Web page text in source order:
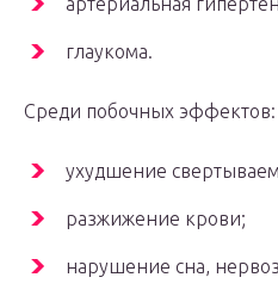
глаукома.
Среди побочных эффектов:
ухудшение
разжижение крови;
нарушение сна,